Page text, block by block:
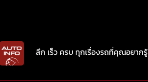
ลึก เร็ว ครบ ทุกเรื่องรถที่คุณอยากรู้